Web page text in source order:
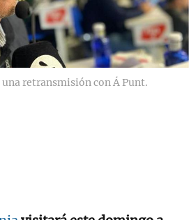
retransmisión con Á Punt.